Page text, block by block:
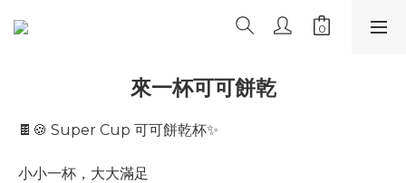
來一杯可可餅乾
🍫🍪 Super Cup 可可餅乾杯✨
小小一杯，大大滿足